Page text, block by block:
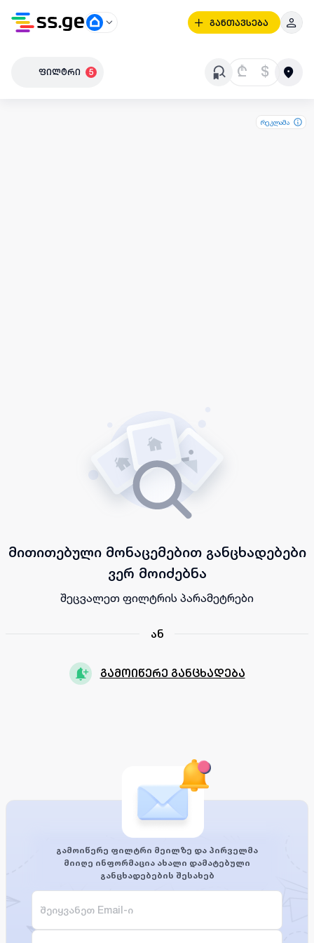
განთავსება
ფილტრი 5 ₾ $
რეკლამა
მითითებული მონაცემებით განცხადებები
ვერ მოიძებნა
შეცვალეთ ფილტრის პარამეტრები
ან
გამოიწერე განცხადება
გამოიწერე ფილტრი მეილზე და პირველმა
მიიღე ინფორმაცია ახალი დამატებული
განცხადებების შესახებ